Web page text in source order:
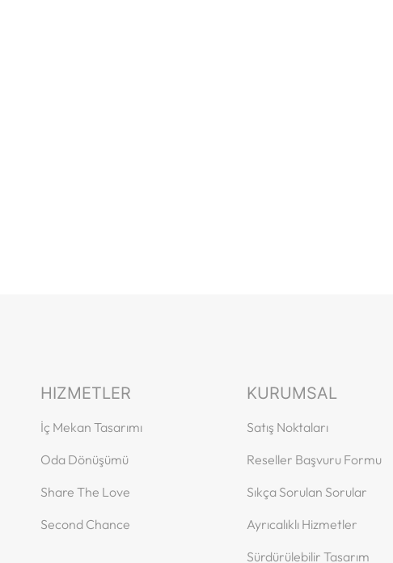
HIZMETLER
İç Mekan Tasarımı
Oda Dönüşümü
Share The Love
Second Chance
KURUMSAL
Satış Noktaları
Reseller Başvuru Formu
Sıkça Sorulan Sorular
Ayrıcalıklı Hizmetler
Sürdürülebilir Tasarım